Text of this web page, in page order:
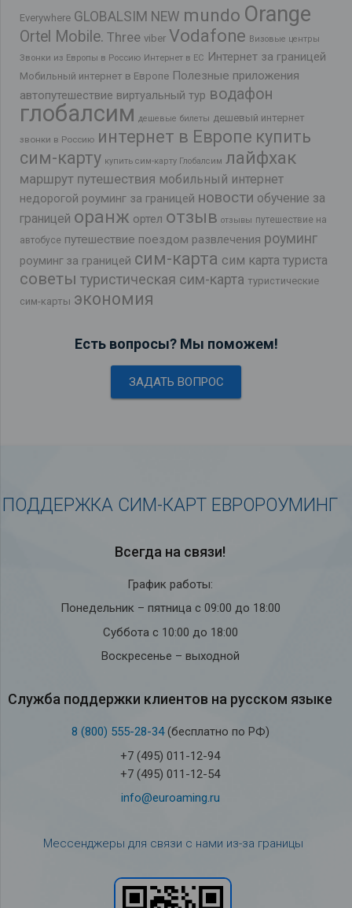
Everywhere GLOBALSIM NEW mundo Orange
Ortel Mobile. Three viber Vodafone Визовые центры
Звонки из Европы в Россию Интернет в ЕС Интернет за границей
Мобильный интернет в Европе Полезные приложения
автопутешествие виртуальный тур водафон
глобалсим дешевые билеты дешевый интернет
звонки в Россию интернет в Европе купить
сим-карту купить сим-карту Глобалсим лайфхак
маршрут путешествия мобильный интернет
недорогой роуминг за границей новости обучение за
границей оранж ортел отзыв отзывы путешествие на
автобусе путешествие поездом развлечения роуминг
роуминг за границей сим-карта сим карта туриста
советы туристическая сим-карта туристические
сим-карты экономия
Есть вопросы? Мы поможем!
ЗАДАТЬ ВОПРОС
ПОДДЕРЖКА СИМ-КАРТ ЕВРОРОУМИНГ
Всегда на связи!
График работы:
Понедельник – пятница с 09:00 до 18:00
Суббота с 10:00 до 18:00
Воскресенье – выходной
Служба под­держки кли­ен­тов на рус­ском языке
8 (800) 555-28-34(бесплатно по РФ)
+7 (495) 011-12-94
+7 (495) 011-12-54
info@euroaming.ru
Мессенджеры для связи с нами из-за границы